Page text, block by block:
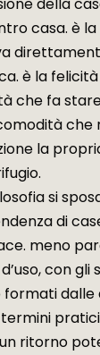
della
casa. è
è la
che fa
che
la
si
di
meno
con gli
dalle
termini
ritorno